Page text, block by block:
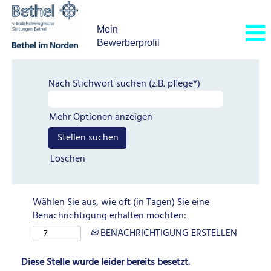
Mein
Bewerberprofil
Nach Stichwort suchen (z.B. pflege*)
Mehr Optionen anzeigen
Löschen
Wählen Sie aus, wie oft (in Tagen) Sie eine
Benachrichtigung erhalten möchten:
BENACHRICHTIGUNG ERSTELLEN
Diese Stelle wurde leider bereits besetzt.